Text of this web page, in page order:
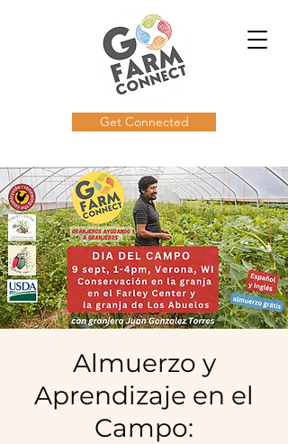
Get Connected
Almuerzo y
Aprendizaje en el
Campo: